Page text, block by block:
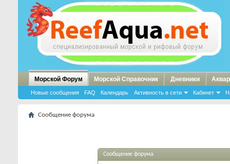
Морской Форум
Новые сообщения FAQ Календарь Активность в сети Кабинет
Морской Справочник Дневники
Сообщение форума
Сообщение форума